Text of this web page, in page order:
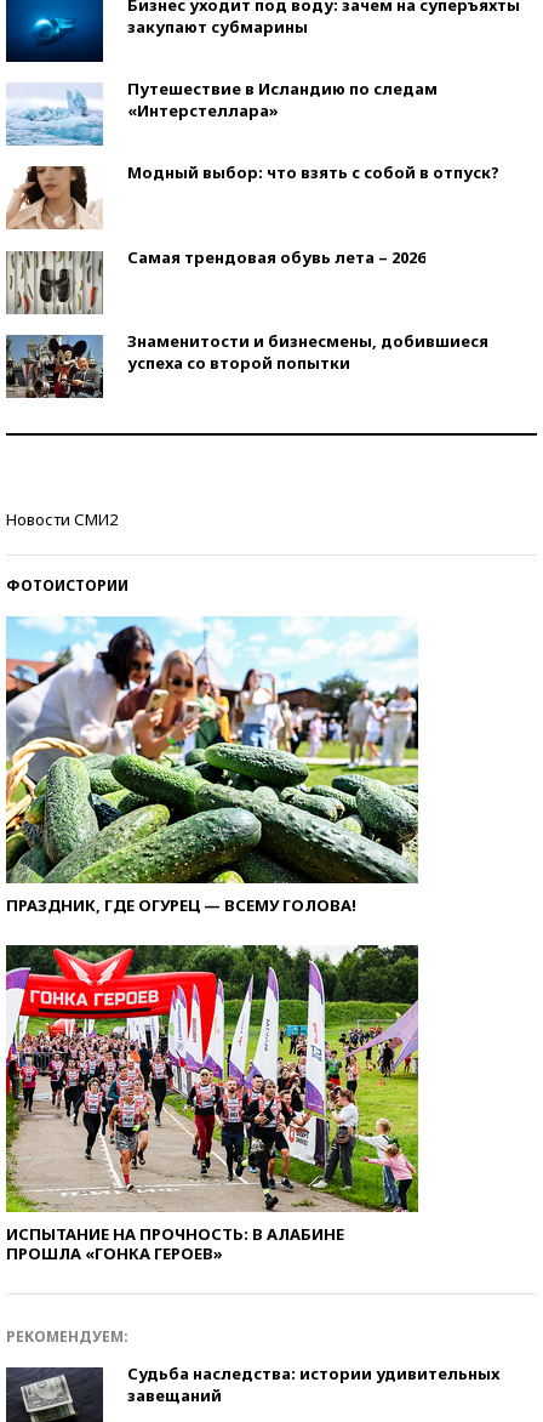
Бизнес уходит под воду: зачем на суперъяхты
закупают субмарины
Путешествие в Исландию по следам
«Интерстеллара»
Модный выбор: что взять с собой в отпуск?
Самая трендовая обувь лета – 2026
Знаменитости и бизнесмены, добившиеся
успеха со второй попытки
Новости СМИ2
ФОТОИСТОРИИ
ПРАЗДНИК, ГДЕ ОГУРЕЦ — ВСЕМУ ГОЛОВА!
ИСПЫТАНИЕ НА ПРОЧНОСТЬ: В АЛАБИНЕ
ПРОШЛА «ГОНКА ГЕРОЕВ»
РЕКОМЕНДУЕМ:
Судьба наследства: истории удивительных
завещаний